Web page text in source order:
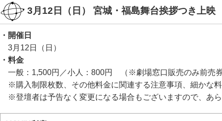
3月12日（日） 宮城・福島舞台挨拶つき上映
・開催日
3月12日（日）
・料金
一般：1,500円／小人：800円 （※劇場窓口販売のみ前売
※購入制限枚数、その他料金に関連する注意事項、細かな
※登壇者は予告なく変更になる場合もございますので、あ